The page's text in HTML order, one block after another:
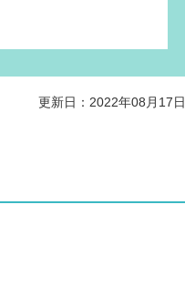
更新日：2022年08月17日